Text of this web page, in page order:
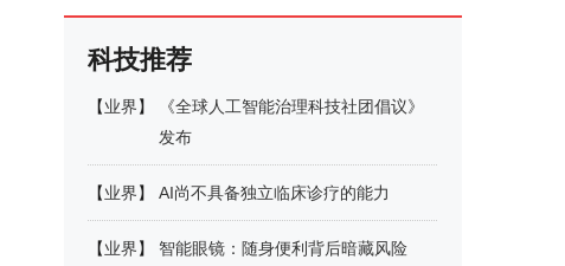
科技推荐
【业界】
《全球人工智能治理科技社团倡议》
发布
【业界】 AI尚不具备独立临床诊疗的能力
【业界】 智能眼镜：随身便利背后暗藏风险